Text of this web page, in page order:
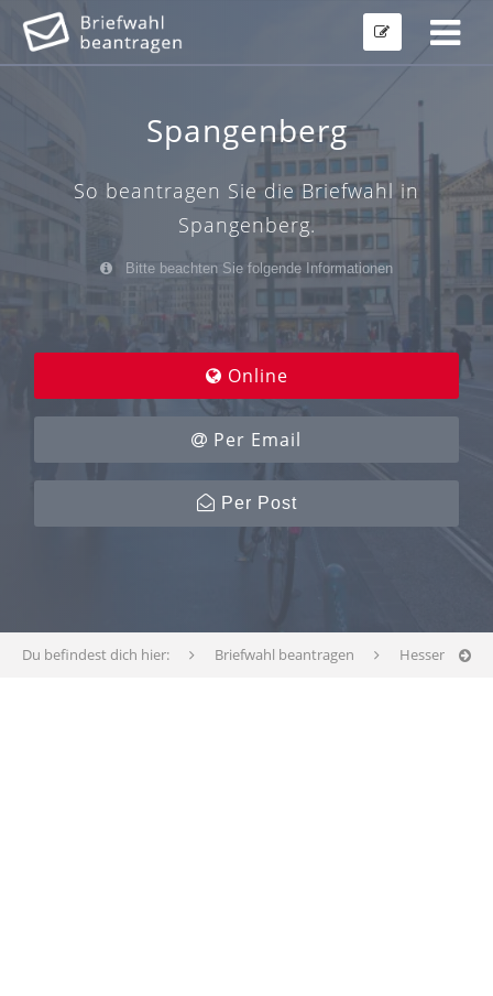
Spangenberg
So beantragen Sie die Briefwahl in
Spangenberg.
Bitte beachten Sie folgende Informationen
Online
Per Email
Per Post
Du befindest dich hier: Briefwahl beantragen Hessen